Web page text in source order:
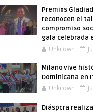
Premios
reconocen el
compromiso
gala celebrada
Unknown
Milano vive
Dominicana en
Unknown
Diáspora